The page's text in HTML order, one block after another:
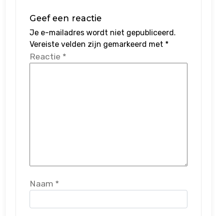
Geef een reactie
Je e-mailadres wordt niet gepubliceerd.
Vereiste velden zijn gemarkeerd met *
Reactie *
Naam *